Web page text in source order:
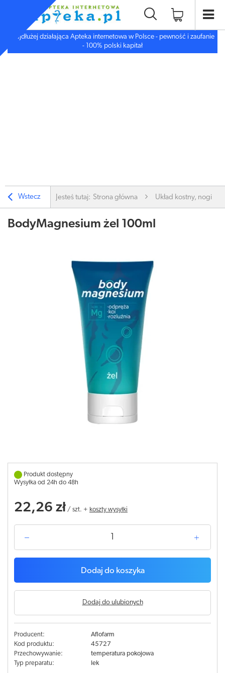
Najdłużej działająca Apteka internetowa w Polsce - pewność i zaufanie
- 100% polski kapitał
Wstecz Jesteś tutaj: Strona główna Układ kostny, nogi
BodyMagnesium żel 100ml
Produkt dostępny
Wysyłka od 24h do 48h
22,26 zł / szt. + koszty wysyłki
Dodaj do koszyka
Dodaj do ulubionych
Producent:
Aflofarm
Kod produktu:
45727
Przechowywanie:
temperatura pokojowa
Typ preparatu:
lek